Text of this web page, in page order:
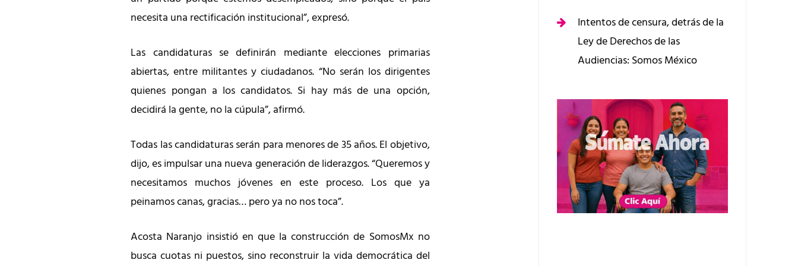
necesita una rectificación institucional”, expresó.
Las candidaturas se definirán mediante elecciones primarias
abiertas, entre militantes y ciudadanos. “No serán los dirigentes
quienes pongan a los candidatos. Si hay más de una opción,
decidirá la gente, no la cúpula”, afirmó.
Todas las candidaturas serán para menores de 35 años. El objetivo,
dijo, es impulsar una nueva generación de liderazgos. “Queremos y
necesitamos muchos jóvenes en este proceso. Los que ya
peinamos canas, gracias… pero ya no nos toca”.
Acosta Naranjo insistió en que la construcción de SomosMx no
busca cuotas ni puestos, sino reconstruir la vida democrática del
Intentos de censura, detrás de la
Ley de Derechos de las
Audiencias: Somos México